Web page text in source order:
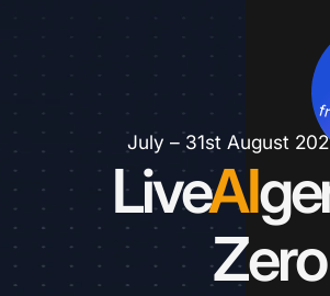
LiveAI